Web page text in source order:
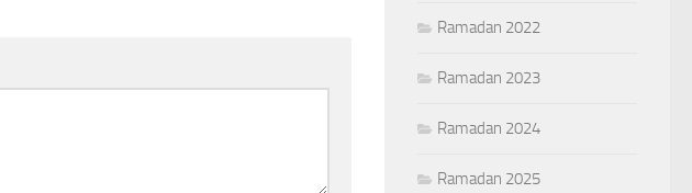
Ramadan 2022
Ramadan 2023
Ramadan 2024
Ramadan 2025